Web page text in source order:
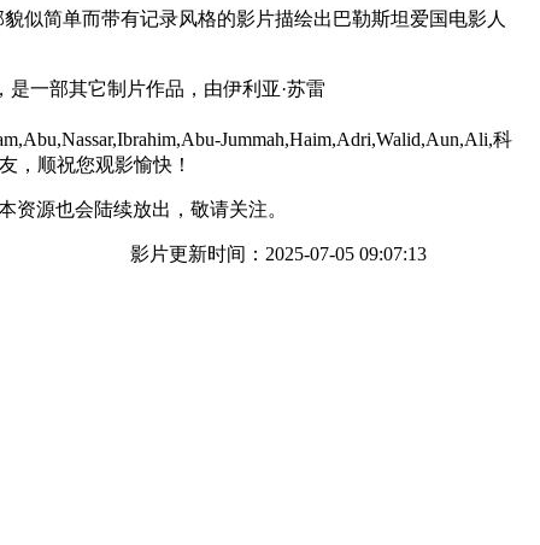
简单而带有记录风格的影片描绘出巴勒斯坦爱国电影人
是一部其它制片作品，由伊利亚·苏雷
Jummah,Haim,Adri,Walid,Aun,Ali,科
，顺祝您观影愉快！
源也会陆续放出，敬请关注。
影片更新时间：2025-07-05 09:07:13